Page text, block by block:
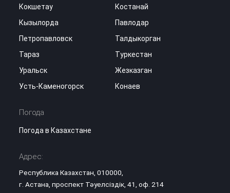
Кокшетау
Костанай
Кызылорда
Павлодар
Петропавловск
Талдыкорган
Тараз
Туркестан
Уральск
Жезказган
Усть-Каменогорск
Конаев
Погода
Погода в Казахстане
Адрес:
Республика Казахстан, 010000,
г. Астана, проспект Тәуелсіздік, 41, оф. 214